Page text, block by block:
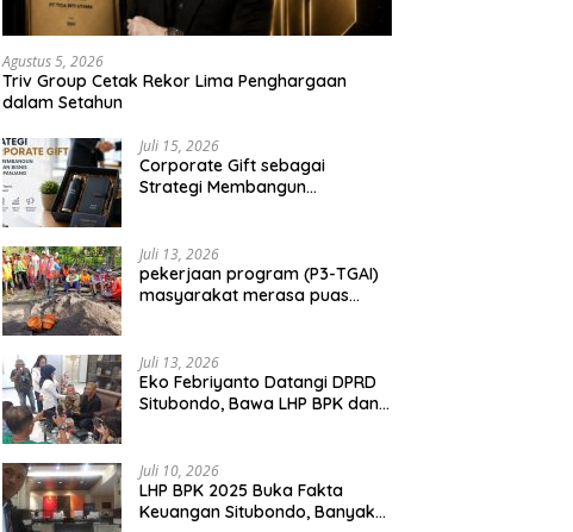
Haul Masyayikh 2026 Berjalan
Sekitar 100 Ribu Jamaah
dan Soliditas TNI-Polri Jaga
Agustus 5, 2026
Triv Group Cetak Rekor Lima Penghargaan
dalam Setahun
Juli 15, 2026
Corporate Gift sebagai
Strategi Membangun
Juli 13, 2026
pekerjaan program (P3-TGAI)
masyarakat merasa puas
Juli 13, 2026
Eko Febriyanto Datangi DPRD
Situbondo, Bawa LHP BPK dan
Juli 10, 2026
LHP BPK 2025 Buka Fakta
Keuangan Situbondo, Banyak